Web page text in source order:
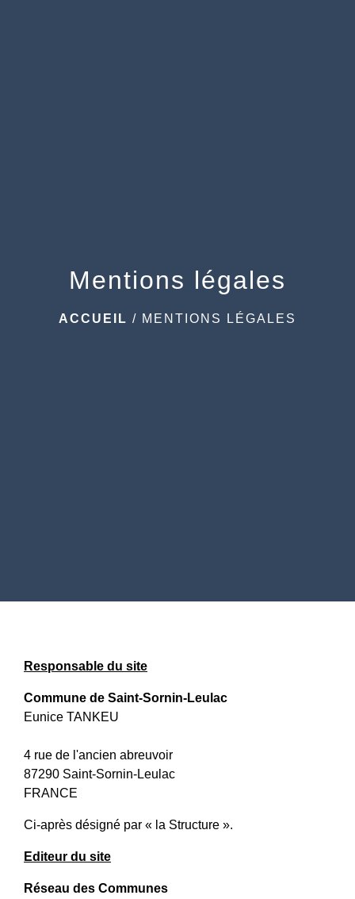
Mentions légales
ACCUEIL / MENTIONS LÉGALES
Responsable du site
Commune de Saint-Sornin-Leulac
Eunice TANKEU
4 rue de l'ancien abreuvoir
87290 Saint-Sornin-Leulac
FRANCE
Ci-après désigné par « la Structure ».
Editeur du site
Réseau des Communes